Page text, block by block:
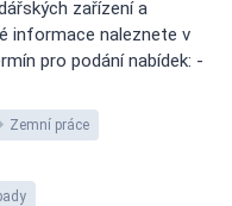
zařízení a
informace naleznete v
pro podání nabídek: -
Zemní práce